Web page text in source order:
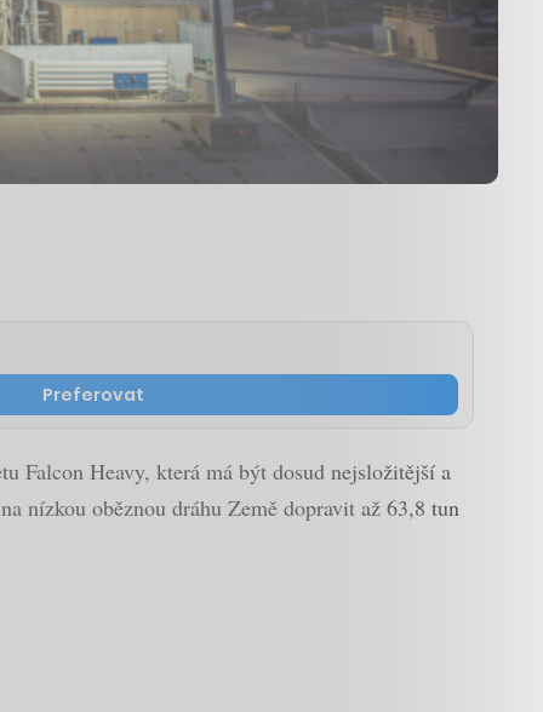
Preferovat
Falcon Heavy, která má být dosud nejsložitější a
nízkou oběznou dráhu Země dopravit až 63,8 tun